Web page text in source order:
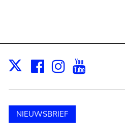
X Facebook
Instagram
NIEUWSBRIEF